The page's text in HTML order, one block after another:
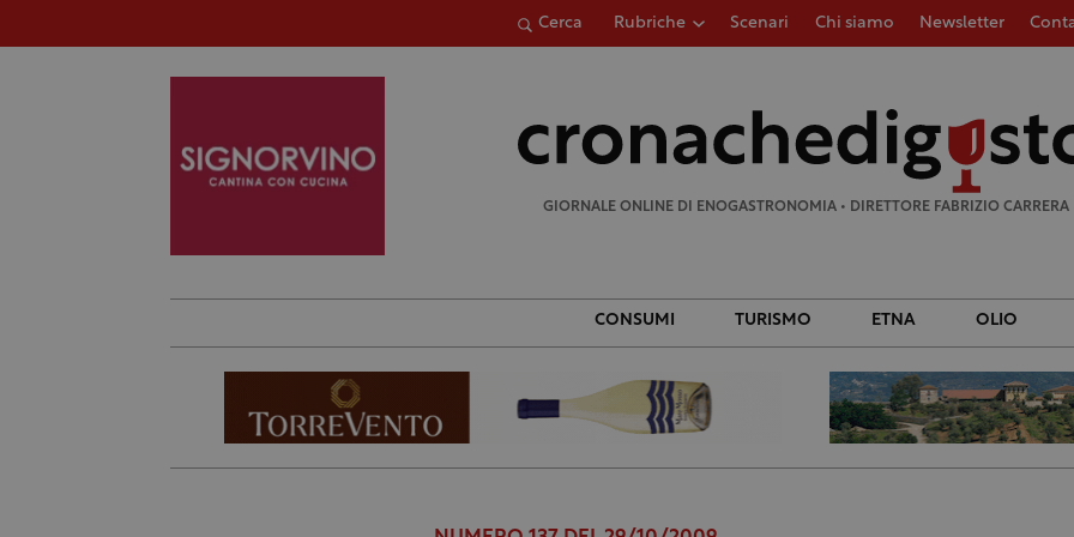
Cerca Rubriche Scenari Chi siamo Newsletter
GIORNALE ONLINE DI ENOGASTRONOMIA • DIRETTORE FABRIZIO CARRERA
CONSUMI TURISMO ETNA OLIO